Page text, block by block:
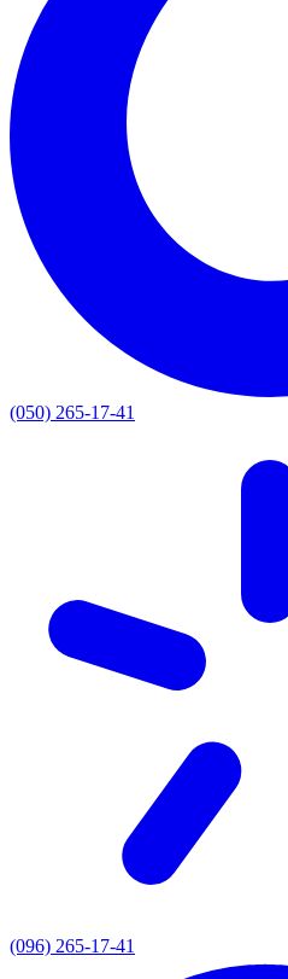
(050) 265-17-41
(096) 265-17-41